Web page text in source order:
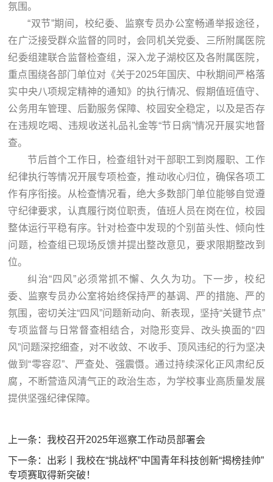
氛围。
“双节”期间，校纪委、监察专员办公室畅通举报途径，
在广泛接受群众监督的同时，会同机关党委、三所附属医院
纪委组建联合监督检查组，深入龙子湖校区及各附属医院，
重点围绕各部门单位对《关于2025年国庆、中秋期间严格落
实中央八项规定精神的通知》的执行情况、假期值班值守、
公务用车管理、后勤服务保障、校园安全稳定，以及是否存
在违规吃喝、违规收送礼品礼金等“节日病”情况开展实地督
查。
节后首个工作日，检查组针对干部职工到岗履职、工作
纪律执行等情况开展专项检查，推动收心归位，确保各项工
作有序衔接。从检查情况看，绝大多数部门单位能够自觉遵
守纪律要求，认真履行岗位职责，值班人员在岗在位，校园
整体运行平稳有序。针对检查中发现的个别苗头性、倾向性
问题，检查组已现场反馈并提出整改意见，要求限期整改到
位。
纠治“四风”必须常抓不懈、久久为功。下一步，校纪
委、监察专员办公室将始终保持严的基调、严的措施、严的
氛围，密切关注“四风”问题新动向、新表现，坚持“关键节点”
专项监督与日常督查相结合，对隐形变异、改头换面的“四
风”问题深挖细查，对不收敛、不收手、顶风违纪的行为坚决
做到“零容忍”、严查处、强震慑。通过持续深化正风肃纪反
腐，不断营造风清气正的政治生态，为学校事业高质量发展
提供坚强纪律保障。
上一条：我校召开2025年巡察工作动员部署会
下一条： 出彩丨我校在“挑战杯”中国青年科技创新“揭榜挂帅”
专项赛取得新突破！